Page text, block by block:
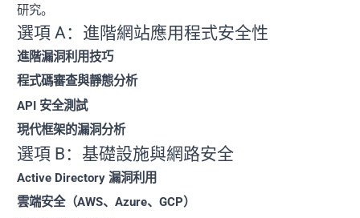
研究。
選項 A：進階網站應用程式安全性
進階漏洞利用技巧
程式碼審查與靜態分析
API 安全測試
現代框架的漏洞分析
選項 B：基礎設施與網路安全
Active Directory 漏洞利用
雲端安全（AWS、Azure、GCP）